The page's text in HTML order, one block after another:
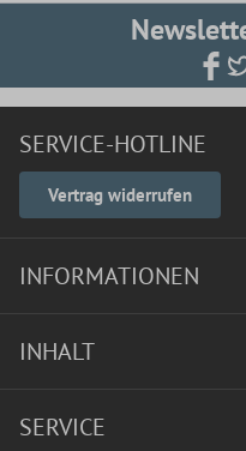
SERVICE-HOTLINE
Vertrag widerrufen
INFORMATIONEN
INHALT
SERVICE